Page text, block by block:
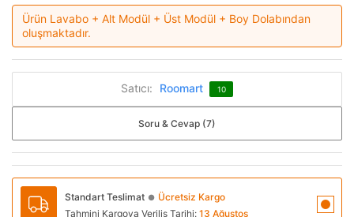
Ürün Lavabo + Alt Modül + Üst Modül + Boy Dolabından
oluşmaktadır.
Satıcı: Roomart 10
Soru & Cevap (7)
Standart Teslimat ● Ücretsiz Kargo
Tahmini Kargoya Veriliş Tarihi: 13 Ağustos